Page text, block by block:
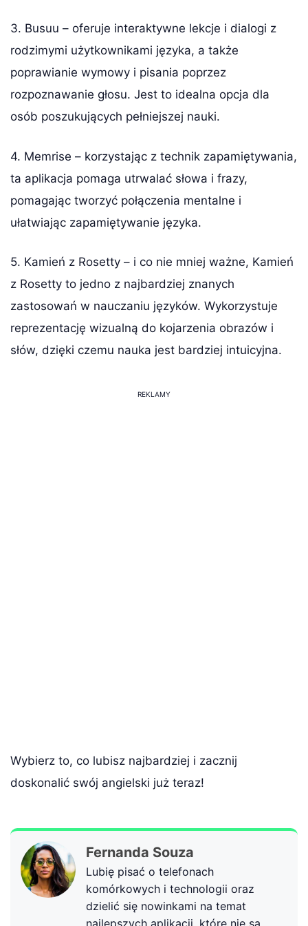
3. Busuu – oferuje interaktywne lekcje i dialogi z
rodzimymi użytkownikami języka, a także
poprawianie wymowy i pisania poprzez
rozpoznawanie głosu. Jest to idealna opcja dla
osób poszukujących pełniejszej nauki.
4. Memrise – korzystając z technik zapamiętywania,
ta aplikacja pomaga utrwalać słowa i frazy,
pomagając tworzyć połączenia mentalne i
ułatwiając zapamiętywanie języka.
5. Kamień z Rosetty – i co nie mniej ważne, Kamień
z Rosetty to jedno z najbardziej znanych
zastosowań w nauczaniu języków. Wykorzystuje
reprezentację wizualną do kojarzenia obrazów i
słów, dzięki czemu nauka jest bardziej intuicyjna.
REKLAMY
Wybierz to, co lubisz najbardziej i zacznij
doskonalić swój angielski już teraz!
Fernanda Souza
Lubię pisać o telefonach
komórkowych i technologii oraz
dzielić się nowinkami na temat
najlepszych aplikacji, które nie są